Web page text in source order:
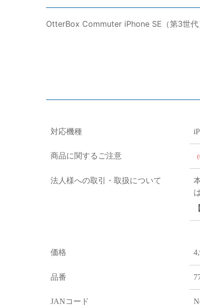
OtterBox Commuter iPhone SE（第3世
対応機種
商品に関するご注意
法人様への取引・取扱について
【
価格
品番
JANコード